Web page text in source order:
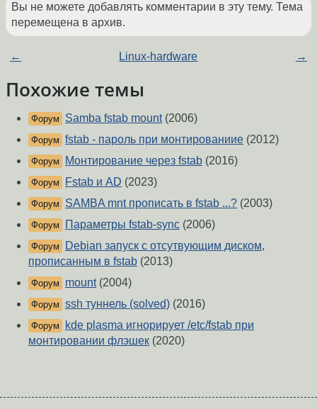
Вы не можете добавлять комментарии в эту тему. Тема
перемещена в архив.
← Linux-hardware →
Похожие темы
Форум Samba fstab mount(2006)
Форум fstab - пароль при монтированиие (2012)
Форум Монтирование через fstab (2016)
Форум Fstab и AD (2023)
Форум SAMBA mnt прописать в fstab ...? (2003)
Форум Параметры fstab-sync (2006)
Форум
Debian запуск с отсутвующим диском,
прописанным в fstab (2013)
Форум mount(2004)
Форум ssh туннель (solved) (2016)
Форум
kde plasma игнорирует /etc/fstab при
монтировании флэшек (2020)